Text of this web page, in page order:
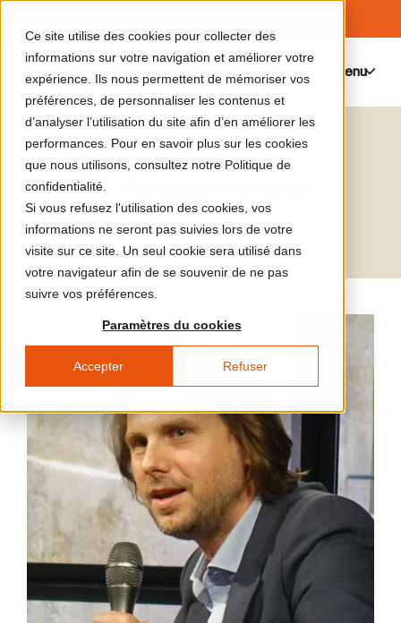
Ce site utilise des cookies pour collecter des
informations sur votre navigation et améliorer votre
expérience. Ils nous permettent de mémoriser vos
préférences, de personnaliser les contenus et
d’analyser l’utilisation du site afin d’en améliorer les
performances. Pour en savoir plus sur les cookies
que nous utilisons, consultez notre Politique de
confidentialité.
Si vous refusez l'utilisation des cookies, vos
informations ne seront pas suivies lors de votre
visite sur ce site. Un seul cookie sera utilisé dans
votre navigateur afin de se souvenir de ne pas
suivre vos préférences.
Paramètres du cookies
Accepter Refuser
Menu
Thomas Schlesser
directeur, Fondation Hartung-
Bergman